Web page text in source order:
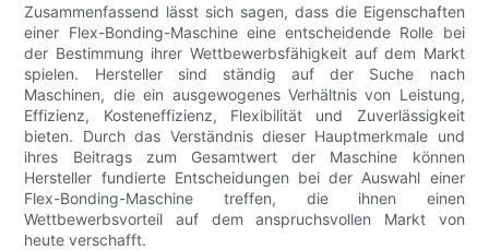
Zusammenfassend lässt sich sagen, dass die Eigenschaften
einer Flex-Bonding-Maschine eine entscheidende Rolle bei
der Bestimmung ihrer Wettbewerbsfähigkeit auf dem Markt
spielen. Hersteller sind ständig auf der Suche nach
Maschinen, die ein ausgewogenes Verhältnis von Leistung,
Effizienz, Kosteneffizienz, Flexibilität und Zuverlässigkeit
bieten. Durch das Verständnis dieser Hauptmerkmale und
ihres Beitrags zum Gesamtwert der Maschine können
Hersteller fundierte Entscheidungen bei der Auswahl einer
Flex-Bonding-Maschine treffen, die ihnen einen
Wettbewerbsvorteil auf dem anspruchsvollen Markt von
heute verschafft.